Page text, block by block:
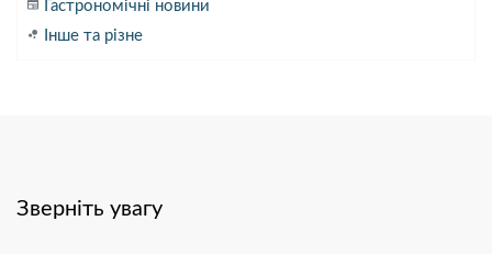
newspaper Гастрономічні новини
bubble_chart Інше та різне
Зверніть увагу